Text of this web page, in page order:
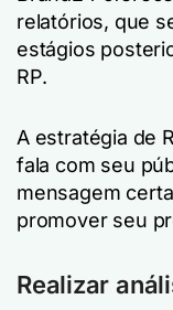
relatórios, que
estágios
RP.
A estratégia de
fala com seu
mensagem
promover seu
Realizar